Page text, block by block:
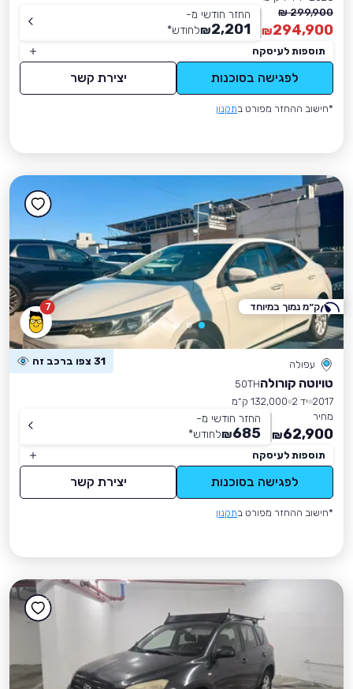
299,900 ₪
294,900
₪
החזר חודשי מ-
2,201
₪לחודש*
תוספות לעיסקה
לפגישה בסוכנות יצירת קשר
*חישוב ההחזר מפורט בתקנון
7
עפולה 31 צפו ברכב זה
טויוטה קורולה50TH
2017 יד 2
132,000 ק״מ
מחיר
62,900
₪
החזר חודשי מ-
685
₪לחודש*
תוספות לעיסקה
לפגישה בסוכנות יצירת קשר
*חישוב ההחזר מפורט בתקנון
ק״מ נמוך במיוחד